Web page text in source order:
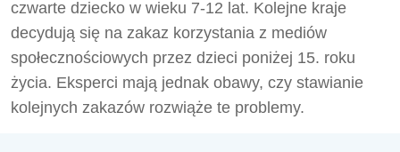
czwarte dziecko w wieku 7-12 lat. Kolejne kraje
decydują się na zakaz korzystania z mediów
społecznościowych przez dzieci poniżej 15. roku
życia. Eksperci mają jednak obawy, czy stawianie
kolejnych zakazów rozwiąże te problemy.